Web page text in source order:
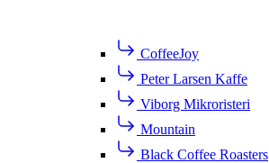
CoffeeJoy
Peter Larsen Kaffe
Viborg Mikroristeri
Mountain
Black Coffee Roasters